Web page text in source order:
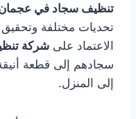
تنظيف سجاد في
تحديات مختلفة وتحقيق
الاعتماد على شركة
سجادهم إلى قطعة
إلى المنزل.